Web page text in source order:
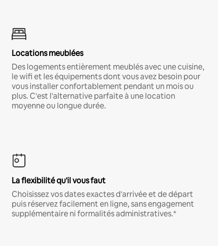
Locations meublées
Des logements entièrement meublés avec une cuisine,
le wifi et les équipements dont vous avez besoin pour
vous installer confortablement pendant un mois ou
plus. C'est l'alternative parfaite à une location
moyenne ou longue durée.
La flexibilité qu'il vous faut
Choisissez vos dates exactes d'arrivée et de départ
puis réservez facilement en ligne, sans engagement
supplémentaire ni formalités administratives.*